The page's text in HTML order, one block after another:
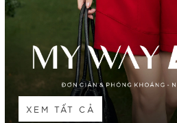
XEM TẤT CẢ